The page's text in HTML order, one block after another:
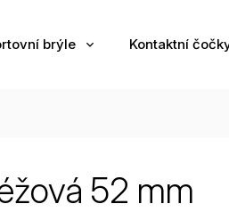
brýle Kontaktní
52 mm